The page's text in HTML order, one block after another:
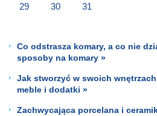
29 30 31
Co odstrasza komary, a co nie
sposoby na komary »
Jak stworzyć w swoich
meble i dodatki »
Zachwycająca porcelana i